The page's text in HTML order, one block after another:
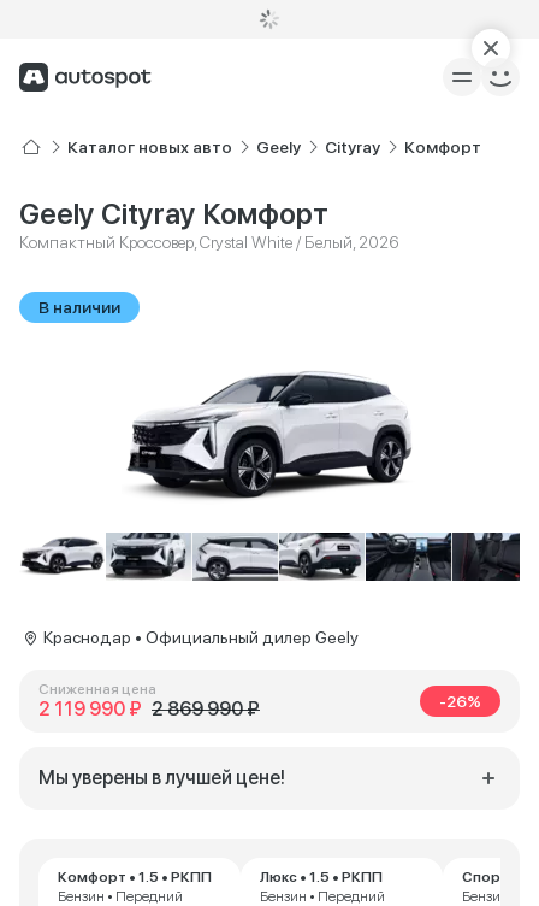
Каталог новых авто Geely Cityray Комфорт
Geely Cityray Комфорт
Компактный Кроссовер, Crystal White / Белый, 2026
В наличии
Комфорт • 1.5 • РКПП
Бензин • Передний
Люкс • 1.5 • РКПП
Бензин • Передний
Спорт •
Бензин •
Краснодар • Официальный дилер Geely
Сниженная цена
2 119 990 ₽ 2 869 990 ₽ -26%
Мы уверены в лучшей цене!